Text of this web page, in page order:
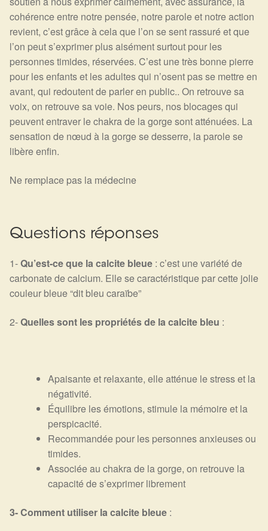
cohérence entre notre pensée, notre parole et notre action
revient, c’est grâce à cela que l’on se sent rassuré et que
l’on peut s’exprimer plus aisément surtout pour les
personnes timides, réservées. C’est une très bonne pierre
pour les enfants et les adultes qui n’osent pas se mettre en
avant, qui redoutent de parler en public.. On retrouve sa
voix, on retrouve sa voie. Nos peurs, nos blocages qui
peuvent entraver le chakra de la gorge sont atténuées. La
sensation de nœud à la gorge se desserre, la parole se
libère enfin.
Ne remplace pas la médecine
Questions réponses
1-Qu’est-ce que la calcite bleue : c’est une variété de
carbonate de calcium. Elle se caractéristique par cette jolie
couleur bleue “dit bleu caraïbe”
2-Quelles sont les propriétés de la calcite bleu :
Apaisante et relaxante, elle atténue le stress et la
négativité.
Équilibre les émotions, stimule la mémoire et la
perspicacité.
Recommandée pour les personnes anxieuses ou
timides.
Associée au chakra de la gorge, on retrouve la
capacité de s’exprimer librement
3- Comment utiliser la calcite bleue :